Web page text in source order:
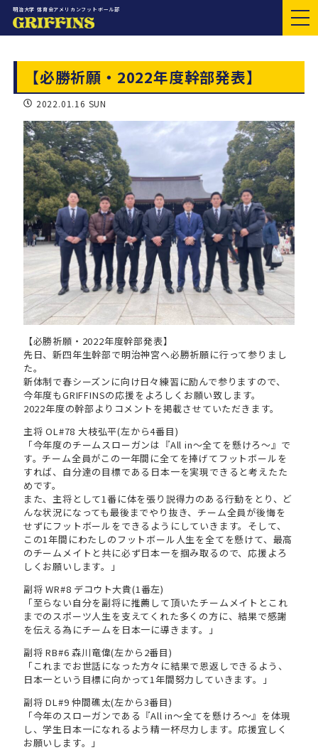
明治大学 体育会アメリカンフットボール部
【必勝祈願・2022年度幹部発表】
2022.01.16 SUN
【必勝祈願・2022年度幹部発表】
先日、新四年生幹部で明治神宮へ必勝祈願に行って参りまし
た。
新体制で春シーズンに向け日々練習に励んで参りますので、
今年度もGRIFFINSの応援をよろしくお願い致します。
2022年度の幹部よりコメントを掲載させていただきます。
主将 OL#78 大枝弘平(左から4番目)
「今年度のチームスローガンは『All in〜全てを懸けろ〜』で
す。チーム全員がこの一年間に全てを捧げてフットボールを
すれば、自分達の目標である日本一を実現できると考えたた
めです。
また、主将として1番に体を張り説得力のある行動をとり、ど
んな状況になっても最後までやり抜き、チーム全員が後悔を
せずにフットボールをできるようにしていきます。そして、
この1年間にわたしのフットボール人生を全てを懸けて、最高
のチームメイトと共に必ず日本一を掴み取るので、応援よろ
しくお願いします。」
副将 WR#8 デコウト大貴(1番左)
「至らない自分を副将に推薦して頂いたチームメイトとこれ
までのスポーツ人生を支えてくれた多くの方に、結果で感謝
を伝える為にチームを日本一に導きます。」
副将 RB#6 森川竜偉(左から2番目)
「これまでお世話になった方々に結果で恩返しできるよう、
日本一という目標に向かって1年間努力していきます。」
副将 DL#9 仲間礁太(左から3番目)
「今年のスローガンである『All in〜全てを懸けろ〜』を体現
し、学生日本一になれるよう精一杯尽力します。応援宜しく
お願いします。」